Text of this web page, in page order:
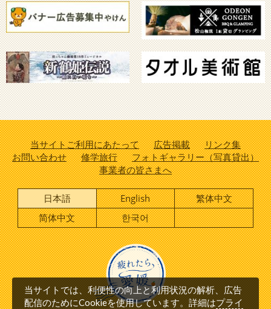
当サイトご利用にあたって 広告掲載
リンク集
お問い合わせ
修学旅行
フォトギャラリー（写真貸出）
事業者の皆さまへ
日本語 English
繁体中文
简体中文
한국어
当サイトでは、利便性の向上と利用状況の解析、広告
配信のためにCookieを使用しています。詳細はプライ